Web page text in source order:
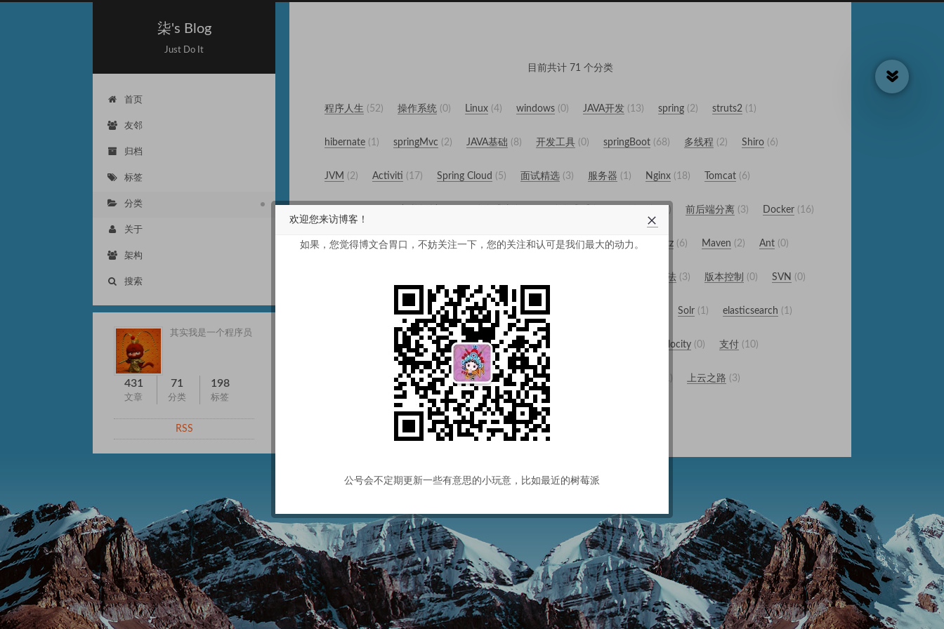
柒's Blog
Just Do It
首页
友邻
归档
标签
分类
关于
架构
搜索
目前共计 71 个分类
程序人生 52 操作系统 0 Linux 4 windows 0 JAVA开发 13 spring 2 struts2 1
hibernate 1 springMvc 2 JAVA基础 8 开发工具 0 springBoot 68 多线程 2 Shiro 6
JVM 2 Activiti 17 Spring Cloud 5 面试精选 3 服务器 1 Nginx 18 Tomcat 6
前后端分离 3 Docker 16
数据库 2 Mysql 1 MongoDB 4 前端设计 0 开源社区 2 Quartz 6 Maven 2 Ant 0
算法 3 版本控制 0 SVN 0
Redis 4 Ehcache 2 Memcached Solr 1 elasticsearch 1
运动健身 模版 0 Thymeleaf Velocity 0 支付 10
中间件 0 Kafka 1 文件服务 1 上云之路 3
Python 18 物联网 树莓派
其实我是一个程序员
431
文章
71
分类
198
标签
RSS
欢迎您来访博客！
如果，您觉得博文合胃口，不妨关注一下，您的关注和认可是我们最大的动力。
公号会不定期更新一些有意思的小玩意，比如最近的树莓派